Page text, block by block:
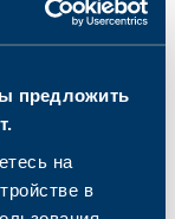
предложить
на
в
106.00 €